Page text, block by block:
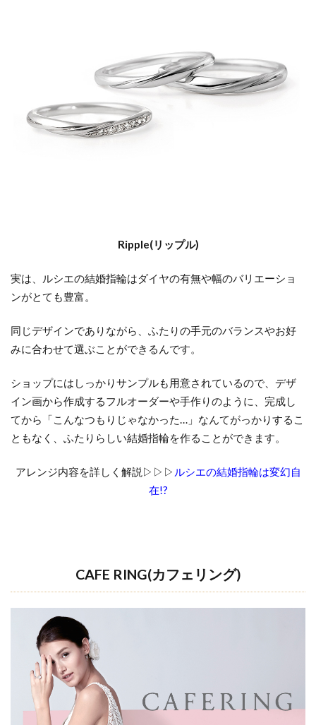
Ripple(リップル)
実は、ルシエの結婚指輪はダイヤの有無や幅のバリエーショ
ンがとても豊富。
同じデザインでありながら、ふたりの手元のバランスやお好
みに合わせて選ぶことができるんです。
ショップにはしっかりサンプルも用意されているので、デザ
イン画から作成するフルオーダーや手作りのように、完成し
てから「こんなつもりじゃなかった… 」なんてがっかりするこ
ともなく、ふたりらしい結婚指輪を作ることができます。
アレンジ内容を詳しく解説▷▷▷ ルシエの結婚指輪は変幻自
在!?
CAFE RING(カフェリング)